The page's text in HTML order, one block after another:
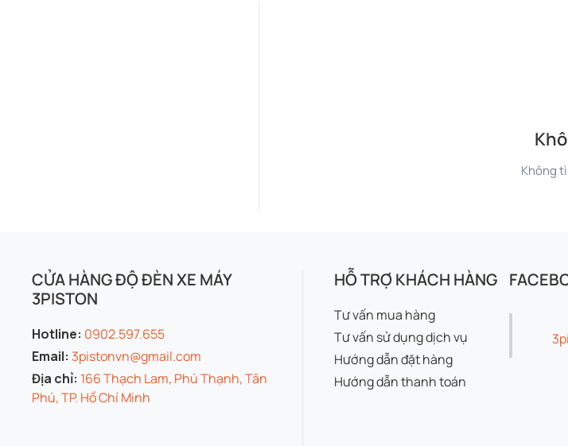
Không
CỬA HÀNG ĐỘ ĐÈN XE MÁY
3PISTON
Hotline: 0902.597.655
Email: 3pistonvn@gmail.com
Địa chỉ: 166 Thạch Lam, Phú Thạnh, Tân
Phú, TP. Hồ Chí Minh
HỖ TRỢ KHÁCH HÀNG
Tư vấn mua hàng
Tư vấn sử dụng dịch vụ
Hướng dẫn đặt hàng
Hướng dẫn thanh toán